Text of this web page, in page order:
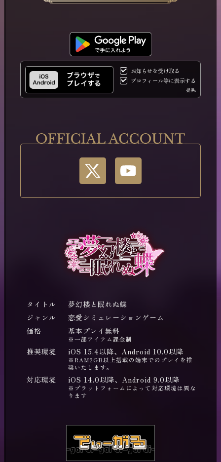
お知らせを受け取る
プロフィール等に表示する
提供:
タイトル
夢幻楼と眠れぬ蝶
ジャンル
恋愛シミュレーションゲーム
価格
基本プレイ無料
※一部アイテム課金制
推奨環境 iOS 15.4以降、Android 10.0以降
※RAM2GB以上搭載の端末でのプレイを推
奨いたします。
対応環境 iOS 14.0以降、Android 9.0以降
※プラットフォームによって対応環境は異な
ります